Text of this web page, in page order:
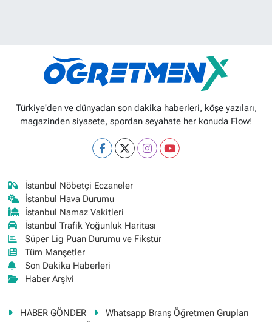
Türkiye'den ve dünyadan son dakika haberleri, köşe yazıları,
magazinden siyasete, spordan seyahate her konuda Flow!
İstanbul Nöbetçi Eczaneler
İstanbul Hava Durumu
İstanbul Namaz Vakitleri
İstanbul Trafik Yoğunluk Haritası
Süper Lig Puan Durumu ve Fikstür
Tüm Manşetler
Son Dakika Haberleri
Haber Arşivi
HABER GÖNDER
Whatsapp Branş Öğretmen Grupları